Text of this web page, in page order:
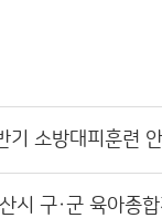
소방대피훈련
구·군 육아종